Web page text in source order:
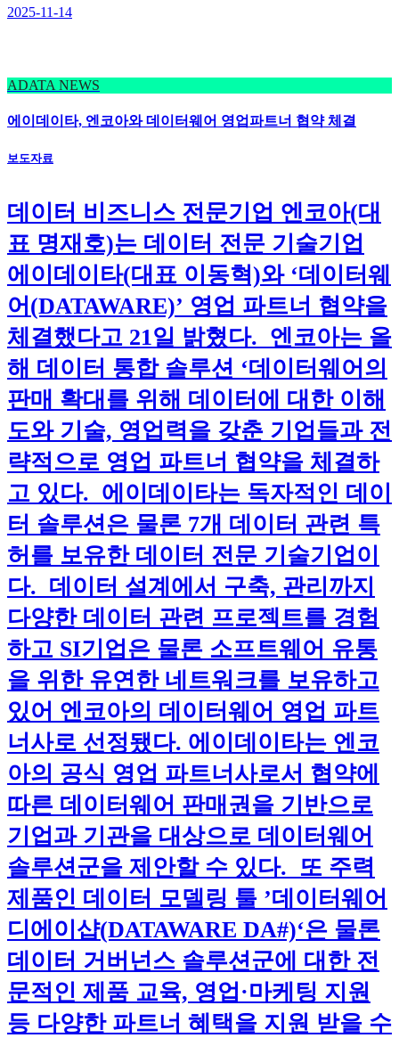
2025-11-14
ADATA NEWS
에이데이타, 엔코아와 데이터웨어 영업파트너 협약 체결
보도자료
데이터 비즈니스 전문기업 엔코아(대
표 명재호)는 데이터 전문 기술기업
에이데이타(대표 이동혁)와 ‘데이터웨
어(DATAWARE)’ 영업 파트너 협약을
체결했다고 21일 밝혔다. 엔코아는 올
해 데이터 통합 솔루션 ‘데이터웨어의
판매 확대를 위해 데이터에 대한 이해
도와 기술, 영업력을 갖춘 기업들과 전
략적으로 영업 파트너 협약을 체결하
고 있다. 에이데이타는 독자적인 데이
터 솔루션은 물론 7개 데이터 관련 특
허를 보유한 데이터 전문 기술기업이
다. 데이터 설계에서 구축, 관리까지
다양한 데이터 관련 프로젝트를 경험
하고 SI기업은 물론 소프트웨어 유통
을 위한 유연한 네트워크를 보유하고
있어 엔코아의 데이터웨어 영업 파트
너사로 선정됐다. 에이데이타는 엔코
아의 공식 영업 파트너사로서 협약에
따른 데이터웨어 판매권을 기반으로
기업과 기관을 대상으로 데이터웨어
솔루션군을 제안할 수 있다. 또 주력
제품인 데이터 모델링 툴 ’데이터웨어
디에이샵(DATAWARE DA#)‘은 물론
데이터 거버넌스 솔루션군에 대한 전
문적인 제품 교육, 영업·마케팅 지원
등 다양한 파트너 혜택을 지원 받을 수